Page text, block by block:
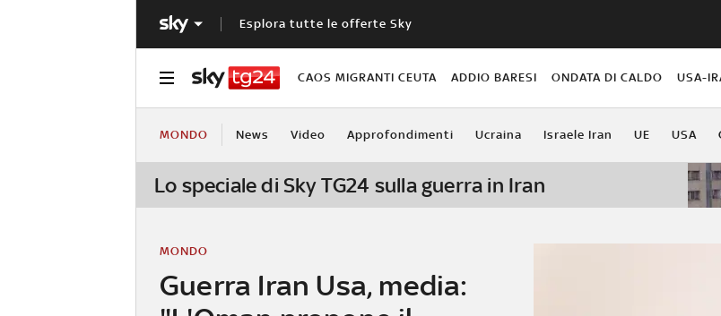
Esplora tutte le offerte Sky
CAOS MIGRANTI CEUTA ADDIO BARESI ONDATA DI CALDO USA-
MONDO News Video Approfondimenti Ucraina Israele Iran UE USA
Lo speciale di Sky TG24 sulla guerra in Iran
Guerra Iran Usa, media:
MONDO